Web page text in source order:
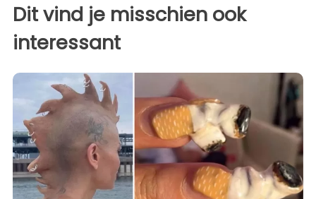
Dit vind je misschien ook
interessant